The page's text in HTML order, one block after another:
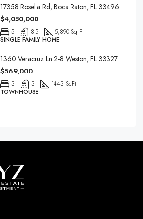
17358 Rosella Rd, Boca Raton, FL 33496
$4,050,000
5 8.5
5,890 Sq Ft
SINGLE FAMILY HOME
1360 Veracruz Ln 2-8 Weston, FL 33327
$569,000
3 3
1443 SqFt
TOWNHOUSE